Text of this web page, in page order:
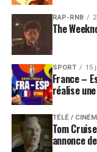
RAP-RNB
The
SPORT 15
France –
réalise
TÉLÉ /
Tom
annonce